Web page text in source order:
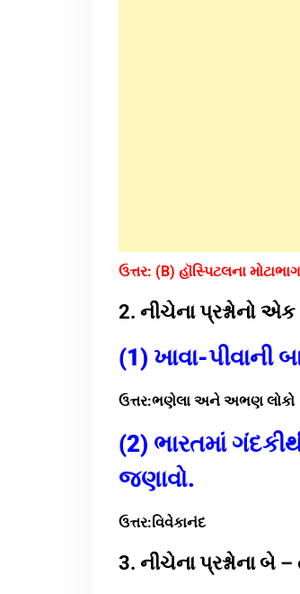
ઉત્તર: (B) હૉસ્પિટલના
2. નીચેના પ્રશ્નોનો
(1) ખાવા-પીવાની
ઉત્તર:ભણેલા અને અભણ લોકો
(2) ભારતમાં
જણાવો.
ઉત્તર:વિવેકાનંદ
3. નીચેના પ્રશ્નોના